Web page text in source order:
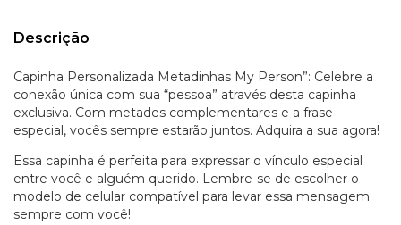
Descrição
Capinha Personalizada Metadinhas My Person”: Celebre a
conexão única com sua “pessoa” através desta capinha
exclusiva. Com metades complementares e a frase
especial, vocês sempre estarão juntos. Adquira a sua agora!
Essa capinha é perfeita para expressar o vínculo especial
entre você e alguém querido. Lembre-se de escolher o
modelo de celular compatível para levar essa mensagem
sempre com você!